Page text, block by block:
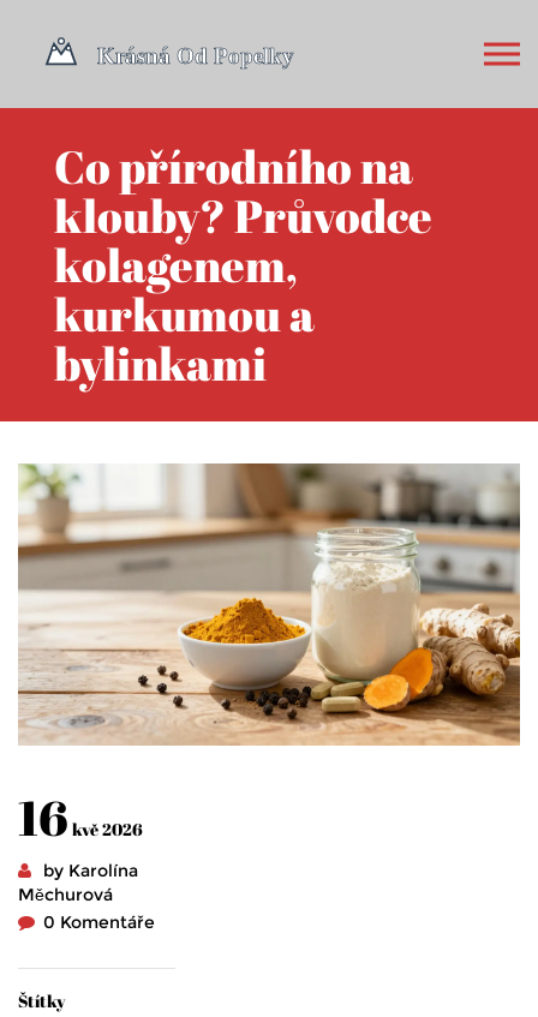
Co přírodního na
klouby? Průvodce
kolagenem,
kurkumou a
bylinkami
16 kvě 2026
by Karolína
Měchurová
0 Komentáře
Štítky